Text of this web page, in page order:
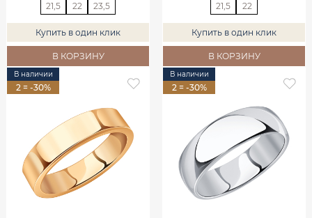
21,5 22 23,5
Купить в один клик
В КОРЗИНУ
21,5 22
Купить в один клик
В КОРЗИНУ
В наличии
2 = -30%
В наличии
2 = -30%